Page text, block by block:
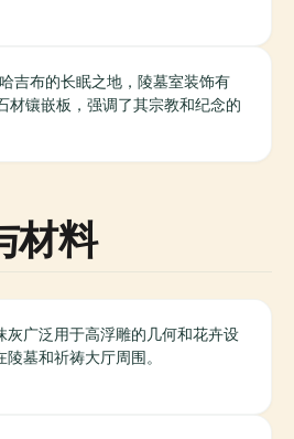
吉布的长眠之地，陵墓室装饰有
材镶嵌板，强调了其宗教和纪念的
材料
灰广泛用于高浮雕的几何和花卉设
墓和祈祷大厅周围。